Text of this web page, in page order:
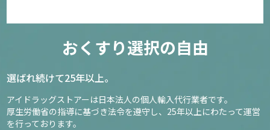
おくすり選択の自由
選ばれ続けて25年以上。
アイドラッグストアーは日本法人の個人輸入代行業者です。
厚生労働省の指導に基づき法令を遵守し、 25年以上にわたって運営
を行っております。